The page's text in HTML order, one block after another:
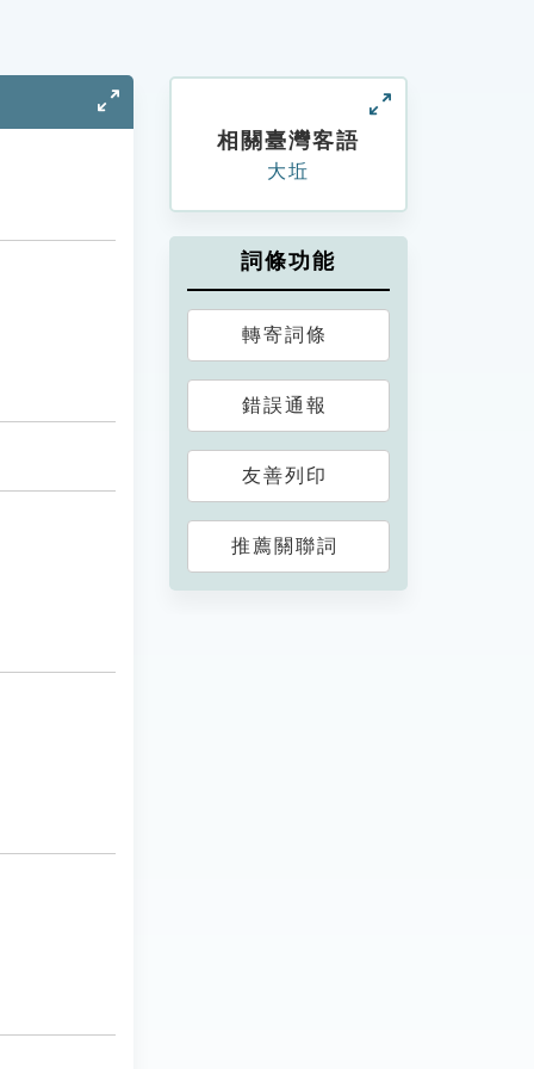
相關臺灣客語
大坵
詞條功能
轉寄詞條
錯誤通報
友善列印
推薦關聯詞